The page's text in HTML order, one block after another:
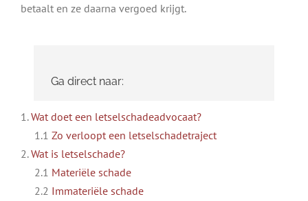
betaalt en ze daarna vergoed krijgt.
Ga direct naar:
1.Wat doet een letselschadeadvocaat?
1.1 Zo verloopt een letselschadetraject
2.Wat is letselschade?
2.1 Materiële schade
2.2 Immateriële schade